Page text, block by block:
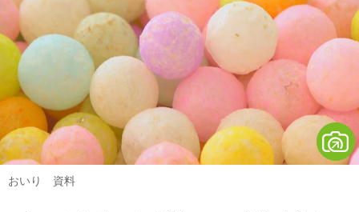
おいり 資料